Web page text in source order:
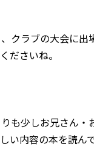
クラブの大会に出
ださいね。
も少しお兄さん
い内容の本を読ん